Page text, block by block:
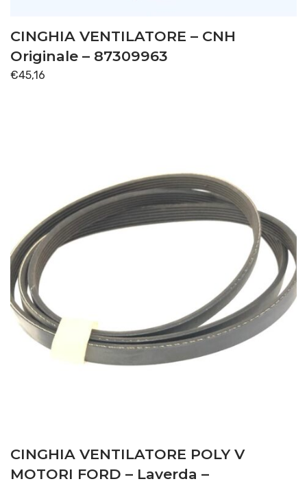
CINGHIA VENTILATORE – CNH
Originale – 87309963
€45,16
CINGHIA VENTILATORE POLY V
MOTORI FORD – Laverda –